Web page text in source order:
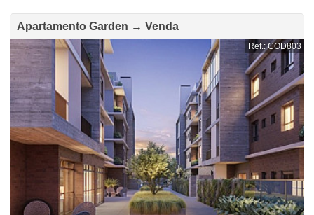
Apartamento Garden → Venda
Ref.: COD803